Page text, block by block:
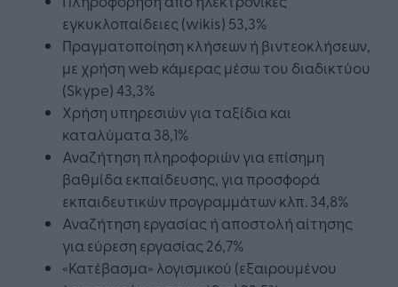
εγκυκλοπαίδειες (wikis) 53,3%
Πραγματοποίηση κλήσεων ή βιντεοκλήσεων,
με χρήση web κάμερας μέσω του διαδικτύου
(Skype) 43,3%
Χρήση υπηρεσιών για ταξίδια και
καταλύματα 38,1%
Αναζήτηση πληροφοριών για επίσημη
βαθμίδα εκπαίδευσης, για προσφορά
εκπαιδευτικών προγραμμάτων κλπ. 34,8%
Αναζήτηση εργασίας ή αποστολή αίτησης
για εύρεση εργασίας 26,7%
«Κατέβασμα» λογισμικού (εξαιρουμένου